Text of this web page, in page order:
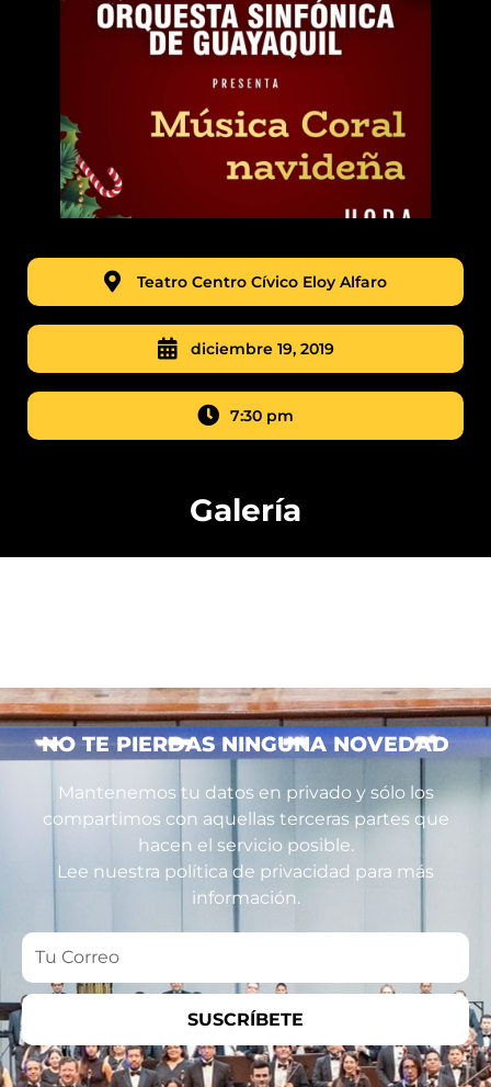
Teatro Centro Cívico Eloy Alfaro
diciembre 19, 2019
7:30 pm
Galería
NO TE PIERDAS NINGUNA NOVEDAD
Mantenemos tu datos en privado y sólo los
compartimos con aquellas terceras partes que
hacen el servicio posible.
Lee nuestra política de privacidad para más
información.
Tu
Correo
SUSCRÍBETE